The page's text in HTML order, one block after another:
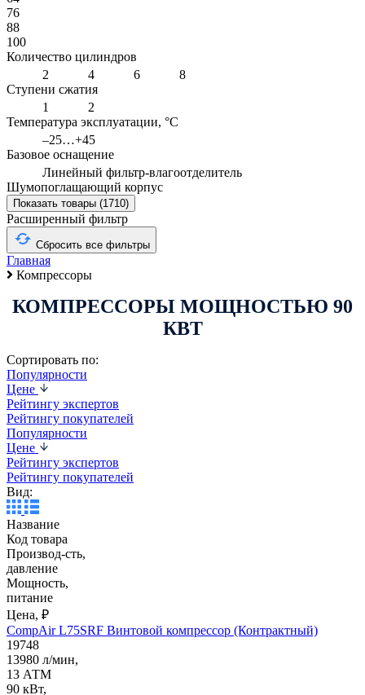
76
88
100
Количество цилиндров
2
4 6
8
Ступени сжатия
1
2
Температура эксплуатации, °С
–25…+45
Базовое оснащение
Линейный фильтр-влагоотделитель
Шумопоглащающий корпус
Показать товары (1710)
Расширенный фильтр
Сбросить все фильтры
Главная
Компрессоры
КОМПРЕССОРЫ МОЩНОСТЬЮ 90
КВТ
Сортировать по:
Популярности
Цене
Рейтингу экспертов
Рейтингу покупателей
Популярности
Цене
Рейтингу экспертов
Рейтингу покупателей
Вид:
Название
Код товара
Производ-сть,
давление
Мощность,
питание
Цена, ₽
CompAir L75SRF Винтовой компрессор (Контрактный)
19748
13980 л/мин,
13 АТМ
90 кВт,